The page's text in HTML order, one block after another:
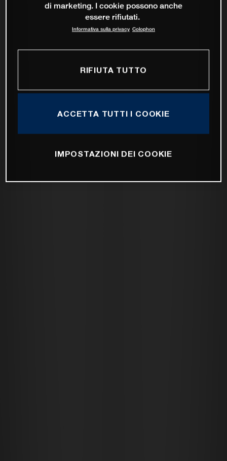
di marketing. I cookie possono anche
essere rifiutati.
Informativa sulla privacy Colophon
RIFIUTA TUTTO
ACCETTA TUTTI I COOKIE
IMPOSTAZIONI DEI COOKIE